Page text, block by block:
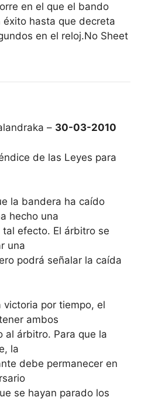
en el que el bando
hasta que decreta
en el reloj.No Sheet
– 30-03-2010
de las Leyes para
la bandera ha caído
hecho una
efecto. El árbitro se
una
podrá señalar la caída
victoria por tiempo, el
ambos
al árbitro. Para que la
la
debe permanecer en
se hayan parado los